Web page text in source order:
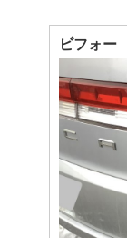
ビフォー